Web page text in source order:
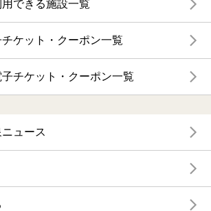
できる施設一覧
ケット・クーポン一覧
チケット・クーポン一覧
ュース